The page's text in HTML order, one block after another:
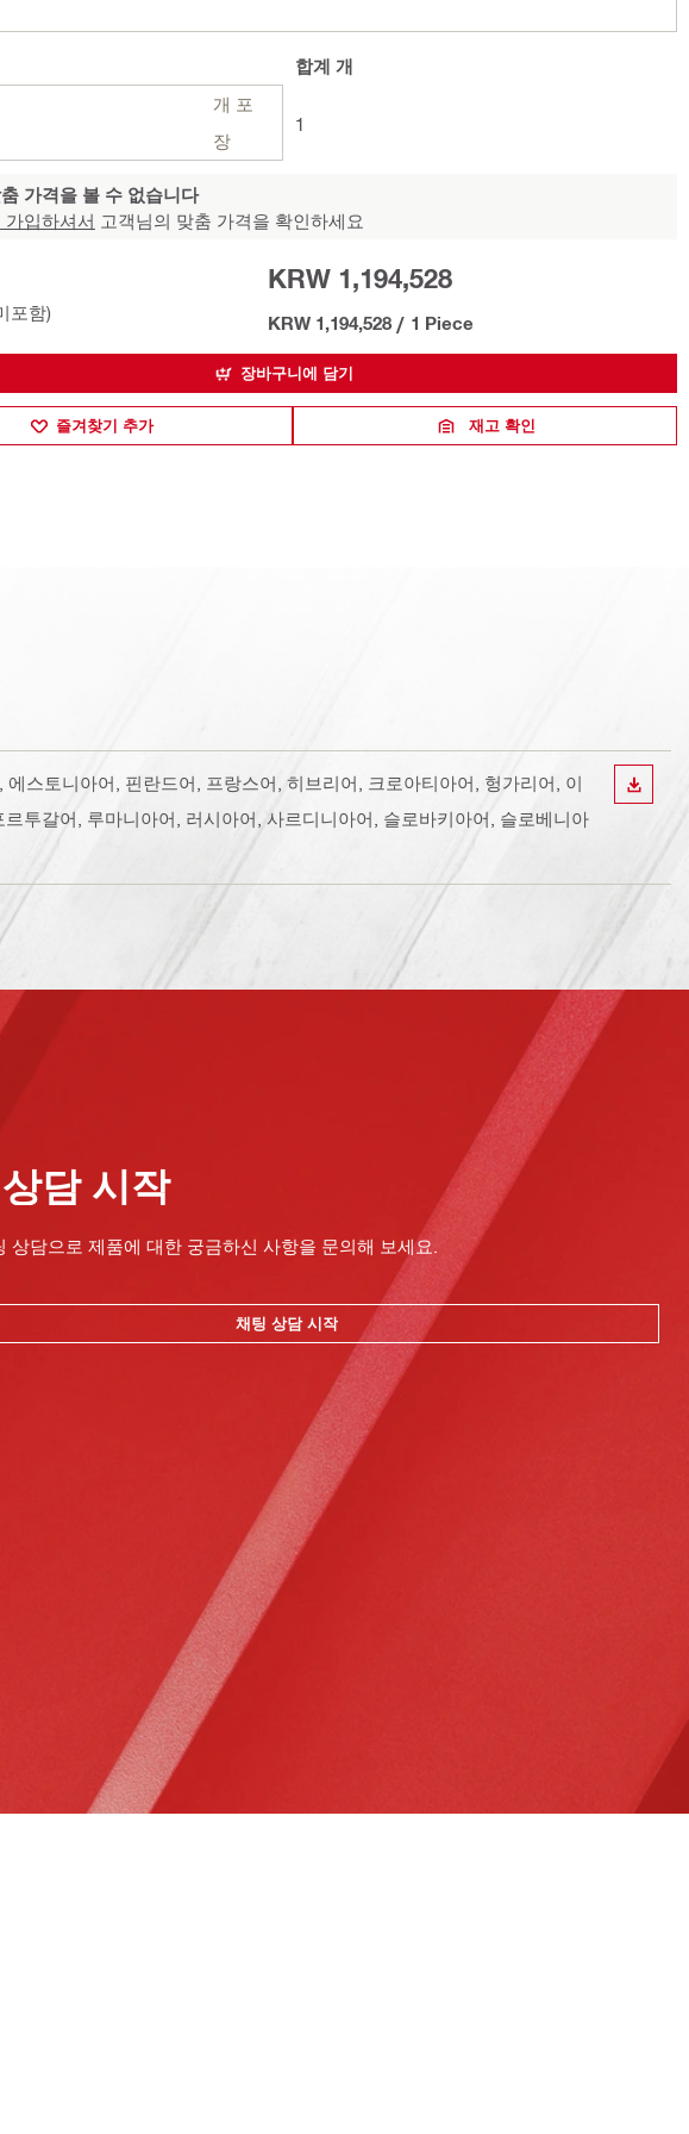
개 포
장
합계 개
1
가격을 볼 수 없습니다
가입하셔서 고객님의 맞춤 가격을 확인하세요
포함)
KRW 1,194,528
KRW 1,194,528 / 1 Piece
장바구니에 담기
즐겨찾기 추가 재고 확인
스토니아어, 핀란드어, 프랑스어, 히브리어, 크로아티아어, 헝가리어, 이
투갈어, 루마니아어, 러시아어, 사르디니아어, 슬로바키아어, 슬로베니아
다운로
담 시작
상담으로 제품에 대한 궁금하신 사항을 문의해 보세요.
채팅 상담 시작